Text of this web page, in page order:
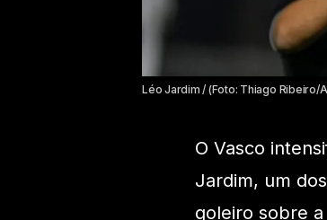
Léo Jardim / (Foto: Thiago Ribeiro/
O Vasco
Jardim, um
goleiro sobre